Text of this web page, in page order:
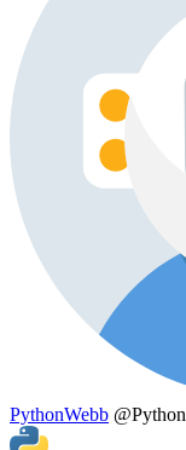
PythonWebb